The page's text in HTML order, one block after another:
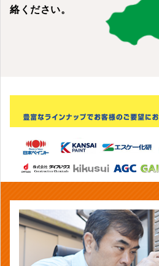
絡ください。